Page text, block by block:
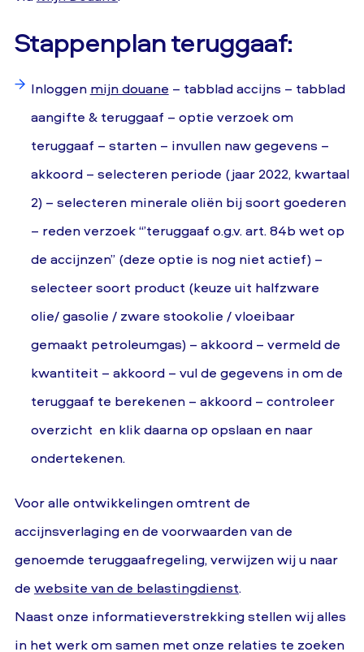
Stappenplan teruggaaf:
Inloggen mijn douane – tabblad accijns – tabblad
aangifte & teruggaaf – optie verzoek om
teruggaaf – starten – invullen naw gegevens –
akkoord – selecteren periode (jaar 2022, kwartaal
2) – selecteren minerale oliën bij soort goederen
– reden verzoek “’teruggaaf o.g.v. art. 84b wet op
de accijnzen” (deze optie is nog niet actief) –
selecteer soort product (keuze uit halfzware
olie/ gasolie / zware stookolie / vloeibaar
gemaakt petroleumgas) – akkoord – vermeld de
kwantiteit – akkoord – vul de gegevens in om de
teruggaaf te berekenen – akkoord – controleer
overzicht en klik daarna op opslaan en naar
ondertekenen.
Voor alle ontwikkelingen omtrent de
accijnsverlaging en de voorwaarden van de
genoemde teruggaafregeling, verwijzen wij u naar
de website van de belastingdienst.
Naast onze informatieverstrekking stellen wij alles
in het werk om samen met onze relaties te zoeken